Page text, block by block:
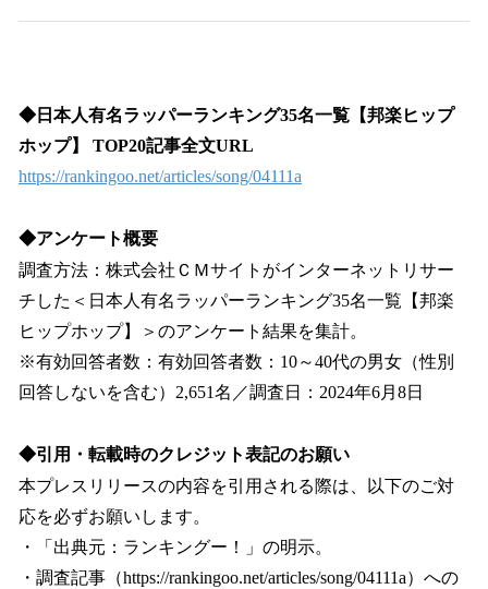
◆日本人有名ラッパーランキング35名一覧【邦楽ヒップ
ホップ】 TOP20記事全文URL
https://rankingoo.net/articles/song/04111a
◆アンケート概要
調査方法：株式会社ＣＭサイトがインターネットリサー
チした＜日本人有名ラッパーランキング35名一覧【邦楽
ヒップホップ】＞のアンケート結果を集計。
※有効回答者数：有効回答者数：10～40代の男女（性別
回答しないを含む）2,651名／調査日：2024年6月8日
◆引用・転載時のクレジット表記のお願い
本プレスリリースの内容を引用される際は、以下のご対
応を必ずお願いします。
・「出典元：ランキングー！」の明示。
・調査記事（https://rankingoo.net/articles/song/04111a）への